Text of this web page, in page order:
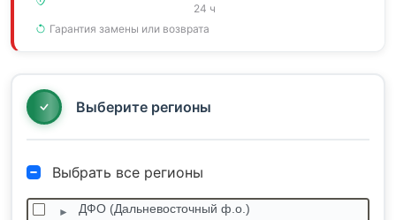
24 ч
Гарантия замены или возврата
Выберите регионы
Выбрать все регионы
ДФО (Дальневосточный ф.о.)